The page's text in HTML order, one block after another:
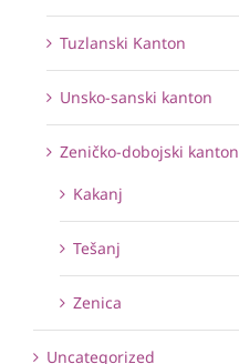
Tuzlanski Kanton
Unsko-sanski kanton
Zeničko-dobojski kanton
Kakanj
Tešanj
Zenica
Uncategorized